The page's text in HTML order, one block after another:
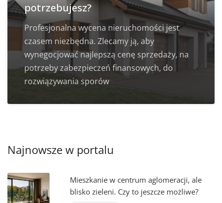
potrzebujesz?
Profesjonalna wycena nieruchomości jest
czasem niezbędna. Zlecamy ją, aby
wynegocjować najlepszą cenę sprzedaży, na
potrzeby zabezpieczeń finansowych, do
rozwiązywania sporów
Najnowsze w portalu
Mieszkanie w centrum aglomeracji, ale
blisko zieleni. Czy to jeszcze możliwe?